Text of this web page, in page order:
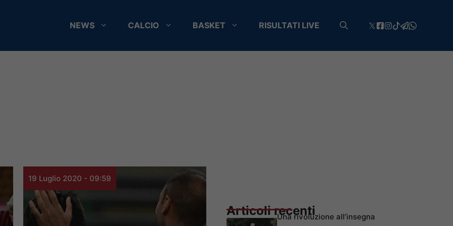
NEWS CALCIO BASKET RISULTATI LIVE
19 Luglio 2020 - 09:59
Articoli recentiUna rivoluzione all’insegna